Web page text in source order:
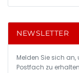
NEWSLETTER
Melden Sie sich an,
Postfach zu